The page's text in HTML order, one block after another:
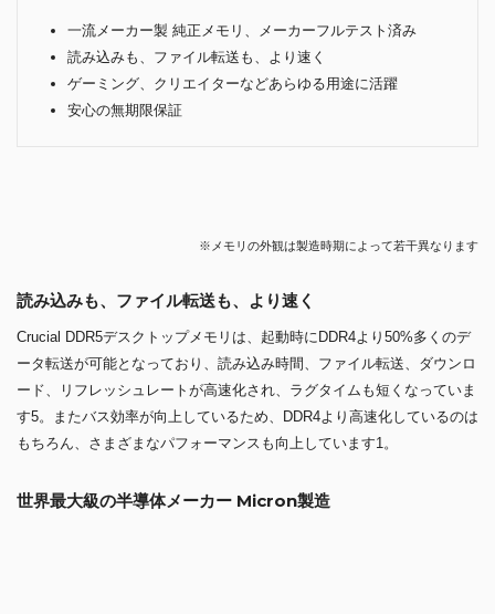
一流メーカー製 純正メモリ、メーカーフルテスト済み
読み込みも、ファイル転送も、より速く
ゲーミング、クリエイターなどあらゆる用途に活躍
安心の無期限保証
※メモリの外観は製造時期によって若干異なります
読み込みも、ファイル転送も、より速く
Crucial DDR5デスクトップメモリは、起動時にDDR4より50%多くのデ
ード、リフレッシュレートが高速化され、ラグタイムも短くなっていま
す5。またバス効率が向上しているため、DDR4より高速化しているのは